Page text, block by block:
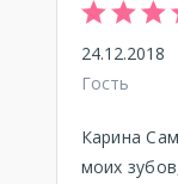
24.12.2018
Гость
Карина
моих